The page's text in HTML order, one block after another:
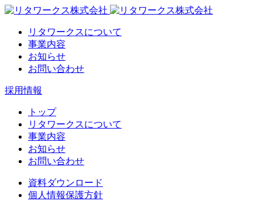
リタワークスについて
事業内容
お知らせ
お問い合わせ
採用情報
トップ
リタワークスについて
事業内容
お知らせ
お問い合わせ
資料ダウンロード
個人情報保護方針